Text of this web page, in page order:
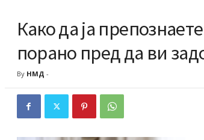
Како да ја
порано пред да ви
By НМД -